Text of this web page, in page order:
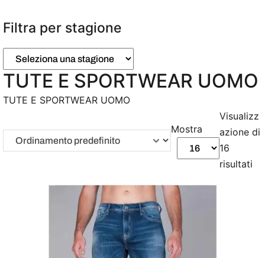
o
i
Filtra per stagione
TUTE E SPORTWEAR UOMO
TUTE E SPORTWEAR UOMO
Mostra
Visualizz
azione di
16
risultati